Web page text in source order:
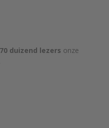
duizend lezers onze